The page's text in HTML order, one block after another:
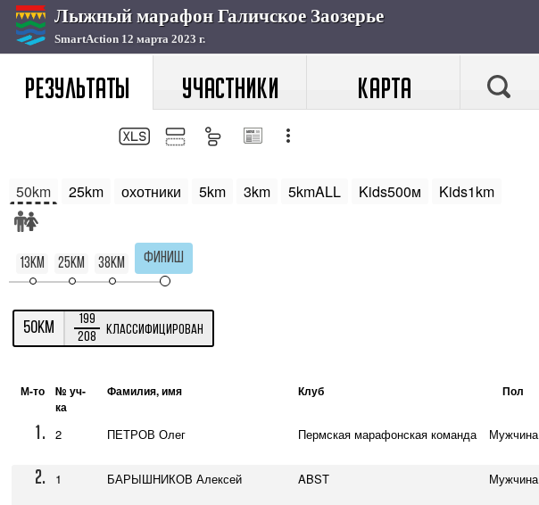
РЕЗУЛЬТАТЫ УЧАСТНИКИ КАРТА
50km 25km охотники 5km 3km 5kmALL Kids500м Kids1km
13km 25km 38km Финиш
50km
199
208
Классифицирован
М-то
№ уч-
ка
Фамилия, имя Клуб Пол
1. 2 ПЕТРОВ Олег Пермская марафонская команда Мужчина
2. 1 БАРЫШНИКОВ Алексей ABST Мужчина